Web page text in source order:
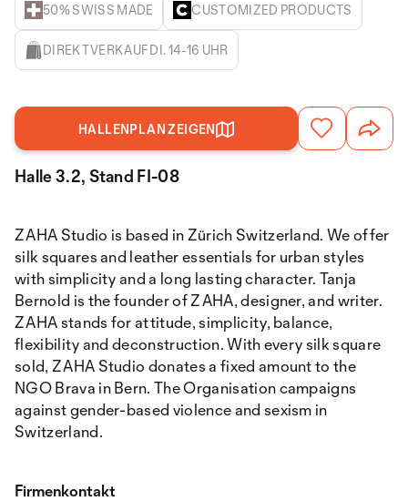
50% SWISS MADE CUSTOMIZED PRODUCTS
DIREKTVERKAUF DI. 14-16 UHR
HALLENPLAN ZEIGEN
Halle 3.2, Stand FI-08
ZAHA Studio is based in Zürich Switzerland. We offer
silk squares and leather essentials for urban styles
with simplicity and a long lasting character. Tanja
Bernold is the founder of ZAHA, designer, and writer.
ZAHA stands for attitude, simplicity, balance,
flexibility and deconstruction. With every silk square
sold, ZAHA Studio donates a fixed amount to the
NGO Brava in Bern. The Organisation campaigns
against gender-based violence and sexism in
Switzerland.
Firmenkontakt